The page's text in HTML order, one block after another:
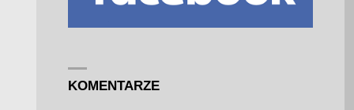
KOMENTARZE